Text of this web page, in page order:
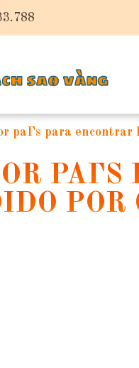
paГ­s para encontrar
POR